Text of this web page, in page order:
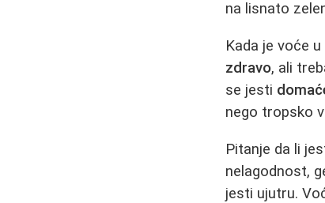
na lisnato
Kada je voće
zdravo, ali
se jesti
nego tropsko
Pitanje da li
nelagodnost,
jesti ujutru.